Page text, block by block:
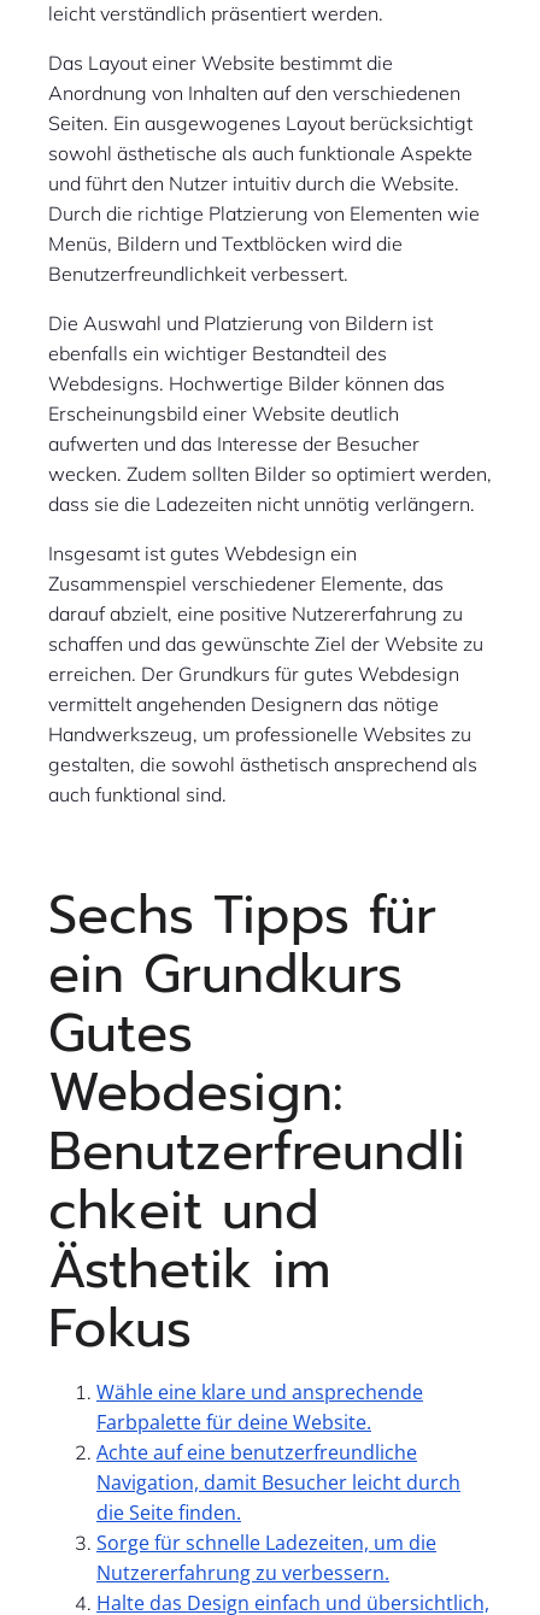
leicht verständlich präsentiert werden.
Das Layout einer Website bestimmt die
Anordnung von Inhalten auf den verschiedenen
Seiten. Ein ausgewogenes Layout berücksichtigt
sowohl ästhetische als auch funktionale Aspekte
und führt den Nutzer intuitiv durch die Website.
Durch die richtige Platzierung von Elementen wie
Menüs, Bildern und Textblöcken wird die
Benutzerfreundlichkeit verbessert.
Die Auswahl und Platzierung von Bildern ist
ebenfalls ein wichtiger Bestandteil des
Webdesigns. Hochwertige Bilder können das
Erscheinungsbild einer Website deutlich
aufwerten und das Interesse der Besucher
wecken. Zudem sollten Bilder so optimiert werden,
dass sie die Ladezeiten nicht unnötig verlängern.
Insgesamt ist gutes Webdesign ein
Zusammenspiel verschiedener Elemente, das
darauf abzielt, eine positive Nutzererfahrung zu
schaffen und das gewünschte Ziel der Website zu
erreichen. Der Grundkurs für gutes Webdesign
vermittelt angehenden Designern das nötige
Handwerkszeug, um professionelle Websites zu
gestalten, die sowohl ästhetisch ansprechend als
auch funktional sind.
Sechs Tipps für
ein Grundkurs
Gutes
Webdesign:
Benutzerfreundli
chkeit und
Ästhetik im
Fokus
Wähle eine klare und ansprechende
Farbpalette für deine Website.
Achte auf eine benutzerfreundliche
Navigation, damit Besucher leicht durch
die Seite finden.
Sorge für schnelle Ladezeiten, um die
Nutzererfahrung zu verbessern.
Halte das Design einfach und übersichtlich,